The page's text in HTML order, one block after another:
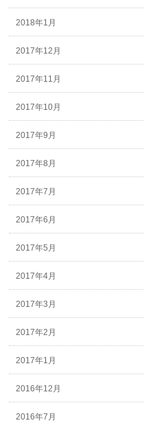
2018年1月
2017年12月
2017年11月
2017年10月
2017年9月
2017年8月
2017年7月
2017年6月
2017年5月
2017年4月
2017年3月
2017年2月
2017年1月
2016年12月
2016年7月